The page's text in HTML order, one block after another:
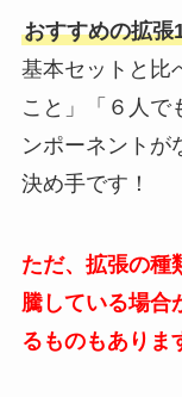
おすすめの拡張
基本セットと比
こと」「６人で
ンポーネントが
決め手です！
ただ、拡張の種
騰している場合
るものもありま